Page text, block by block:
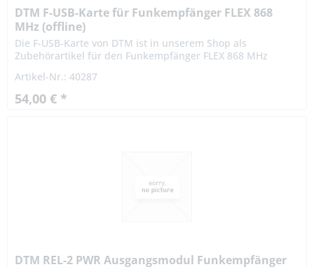
DTM F-USB-Karte für Funkempfänger FLEX 868
MHz (offline)
Die F-USB-Karte von DTM ist in unserem Shop als
Zubehörartikel für den Funkempfänger FLEX 868 MHz
verfügt.Sie kann aber ebenso...
Artikel-Nr.: 40287
54,00 € *
DTM REL-2 PWR Ausgangsmodul Funkempfänger